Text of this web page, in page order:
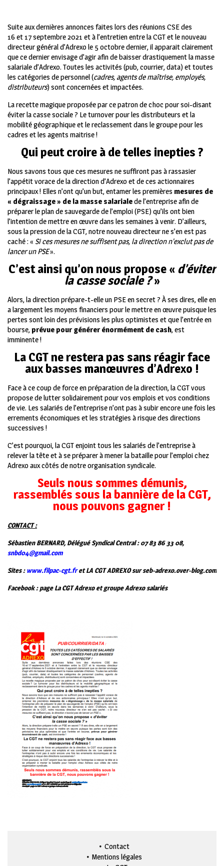
Suite aux dernières annonces faites lors des réunions CSE des
16 et 17 septembre 2021 et à l’entretien entre la CGT et le nouveau
directeur général d’Adrexo le 5 octobre dernier, il apparait clairement
que ce dernier envisage d’agir afin de baisser drastiquement la masse
salariale d’Adrexo. Toutes les activités (pub, courrier, data) et toutes
les catégories de personnel (cadres, agents de maîtrise, employés,
distributeurs) sont concernées et impactées.
La recette magique proposée par ce patron de choc pour soi-disant
éviter la casse sociale ? Le turnover pour les distributeurs et la
mobilité géographique et le reclassement dans le groupe pour les
cadres et les agents maitrise !
Qui peut croire à de telles inepties ?
Nous savons tous que ces mesures ne suffiront pas à rassasier
l’appétit vorace de la direction d’Adrexo et de ces actionnaires
principaux ! Elles n’ont qu’un but, entamer les premières mesures de
« dégraissage » de la masse salarialede l’entreprise afin de
préparer le plan de sauvegarde de l’emploi (PSE) qu’ils ont bien
l’intention de mettre en œuvre dans les semaines à venir. D’ailleurs,
sous la pression de la CGT, notre nouveau directeur ne s’en est pas
caché : « Si ces mesures ne suffisent pas, la direction n’exclut pas de
lancer un PSE».
C’est ainsi qu’on nous propose « d’éviter
la casse sociale ?»
Alors, la direction prépare-t-elle un PSE en secret ? À ses dires, elle en
a largement les moyens financiers pour le mettre en œuvre puisque les
pertes sont loin des prévisions les plus optimistes et que l’entrée en
bourse,prévue pour générer énormément de cash, est
imminente !
La CGT ne restera pas sans réagir face
aux basses manœuvres d’Adrexo !
Face à ce coup de force en préparation de la direction, la CGT vous
propose de lutter solidairement pour vos emplois et vos conditions
de vie. Les salariés de l’entreprise n’ont pas à subir encore une fois les
errements économiques et les stratégies à risque des directions
successives !
C’est pourquoi, la CGT enjoint tous les salariés de l’entreprise à
relever la tête et à se préparer à mener la bataille pour l’emploi chez
Adrexo aux côtés de notre organisation syndicale.
Seuls nous sommes démunis,
rassemblés sous la bannière de la CGT,
nous pouvons gagner !
CONTACT :
Sébastien BERNARD, Délégué Syndical Central : 07 83 86 33 08,
snbd04@gmail.com
Sites :www.filpac-cgt.fret LA CGT ADREXO sur seb-adrexo.over-blog.com
Facebook : page La CGT Adrexo et groupe Adrexo salariés
Contact
Mentions légales